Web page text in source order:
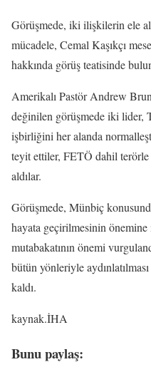
Görüşmede, iki ilişkilerin ele
mücadele, Cemal Kaşıkçı
hakkında görüş teatisinde
Amerikalı Pastör Andrew
değinilen görüşmede iki lider,
işbirliğini her alanda
teyit ettiler, FETÖ dahil
aldılar.
Görüşmede, Münbiç
hayata geçirilmesinin
mutabakatının önemi
bütün yönleriyle
kaldı.
kaynak.İHA
Bunu paylaş: